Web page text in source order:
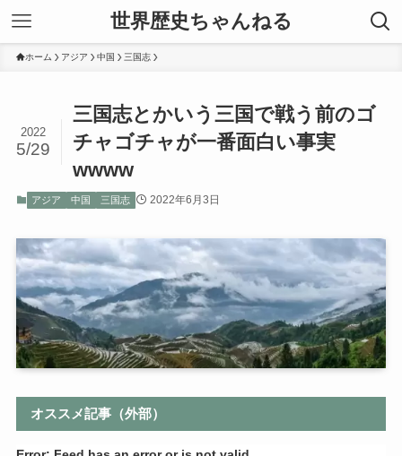
世界歴史ちゃんねる
ホーム アジア 中国 三国志
三国志とかいう三国で戦う前のゴ
チャゴチャが一番面白い事実
wwww
2022
5/29
アジア 中国 三国志 2022年6月3日
オススメ記事（外部）